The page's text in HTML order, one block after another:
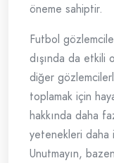
öneme sahiptir.
Futbol
dışında da etkili
diğer
toplamak için
hakkında daha
yetenekleri daha
Unutmayın,